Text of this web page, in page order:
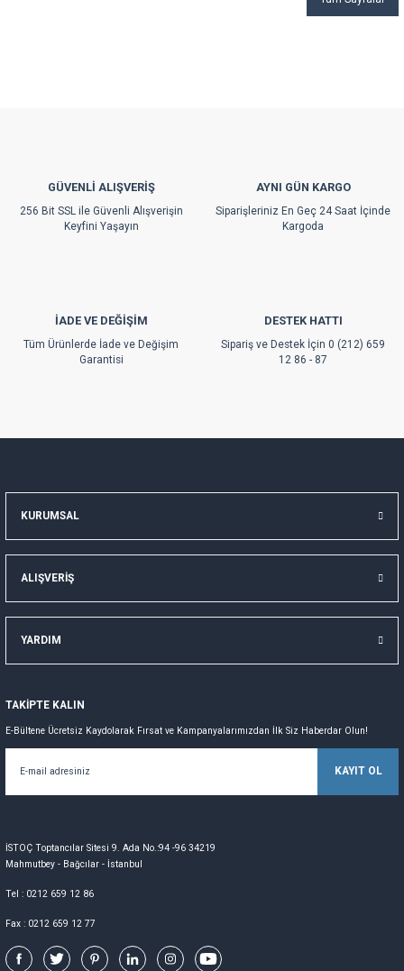
GÜVENLİ ALIŞVERİŞ
256 Bit SSL ile Güvenli Alışverişin
Keyfini Yaşayın
AYNI GÜN KARGO
Siparişleriniz En Geç 24 Saat İçinde
Kargoda
İADE VE DEĞİŞİM
Tüm Ürünlerde İade ve Değişim
Garantisi
DESTEK HATTI
Sipariş ve Destek İçin 0 (212) 659
12 86 - 87
KURUMSAL
ALIŞVERİŞ
YARDIM
TAKİPTE KALIN
E-Bültene Ücretsiz Kaydolarak Fırsat ve Kampanyalarımızdan İlk Siz Haberdar Olun!
KAYIT OL
İSTOÇ Toptancılar Sitesi 9. Ada No.:94 -96 34219
Mahmutbey - Bağcılar - İstanbul
Tel : 0212 659 12 86
Fax : 0212 659 12 77